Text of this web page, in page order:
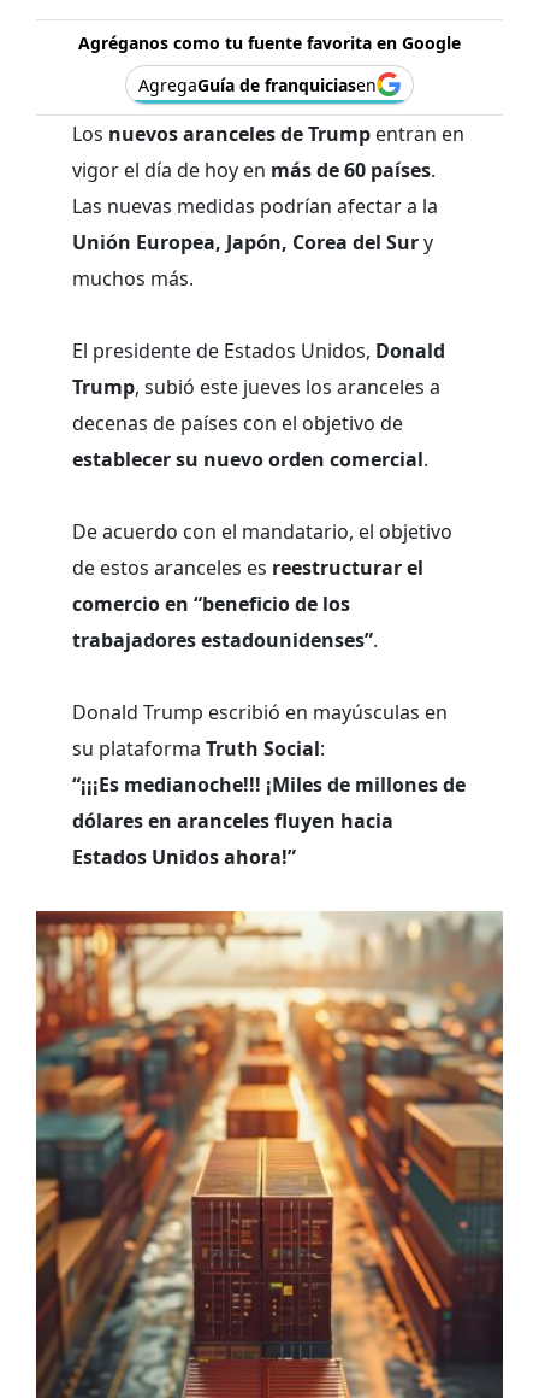
Agréganos como tu fuente favorita en Google
AgregaGuía de franquiciasen
Los nuevos aranceles de Trump entran en
vigor el día de hoy en más de 60 países.
Las nuevas medidas podrían afectar a la
Unión Europea, Japón, Corea del Sury
muchos más.
El presidente de Estados Unidos, Donald
Trump, subió este jueves los aranceles a
decenas de países con el objetivo de
establecer su nuevo orden comercial.
De acuerdo con el mandatario, el objetivo
de estos aranceles es reestructurar el
comercio en “beneficio de los
trabajadores estadounidenses”.
Donald Trump escribió en mayúsculas en
su plataforma Truth Social:
“¡¡¡Es medianoche!!! ¡Miles de millones de
dólares en aranceles fluyen hacia
Estados Unidos ahora!”